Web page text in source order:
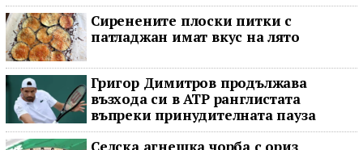
Сиренените плоски питки с
патладжан имат вкус на лято
Григор Димитров продължава
възхода си в ATP ранглистата
въпреки принудителната пауза